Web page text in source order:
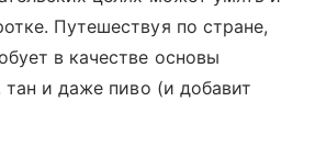
Путешествуя по стране,
в качестве основы
тан и даже пиво (и добавит